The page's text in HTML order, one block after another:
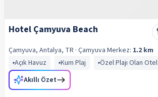
Hotel Çamyuva Beach
Çamyuva, Antalya, TR · Çamyuva Merkez: 1.2 km
Açık Havuz
Kum Plaj
Özel Plajı Olan Otel
Akıllı Özet